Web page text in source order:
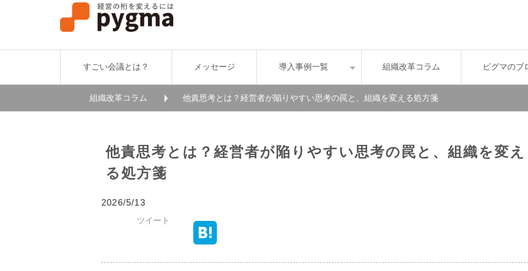
すごい会議とは？ メッセージ 導入事例一覧 組織改革コラム ピグマのブ
組織改革コラム 他責思考とは？経営者が陥りやすい思考の罠と、組織を変える処方箋
他責思考とは？経営者が陥りやすい思考の罠と、組織を変え
る処方箋
2026/5/13
ツイート